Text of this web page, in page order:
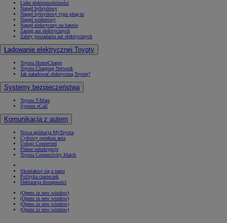
Lider elektromobilności
Napęd hybrydowy
Napęd hybrydowy typu plug-in
Napęd wodorowy
Napęd elektryczny na baterię
Zasięg aut elektrycznych
Zalety posiadania aut elektrycznych
Ładowanie elektrycznej Toyoty
Toyota HomeCharge
Toyota Charging Network
Jak naładować elektryczną Toyotę?
Systemy bezpieczeństwa
Toyota T-Mate
System eCall
Komunikacja z autem
Nowa aplikacja MyToyota
Cyfrowy opiekun auta
Usługi Connected
Płatne subskrypcje
Toyota Connectivity Match
Skontaktuj się z nami
Polityka ciasteczek
Deklaracja dostępności
(Opens in new window)
(Opens in new window)
(Opens in new window)
(Opens in new window)